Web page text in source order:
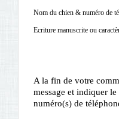
Nom du chien & numéro de
Ecriture manuscrite ou
A la fin de votre
message et indiquer
numéro(s) de